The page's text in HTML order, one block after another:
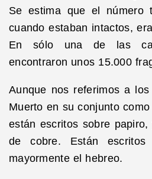
Se estima que el número
cuando estaban intactos,
En sólo una de las
encontraron unos 15.000
Aunque nos referimos a
Muerto en su conjunto
están escritos sobre
de cobre. Están
mayormente el hebreo.